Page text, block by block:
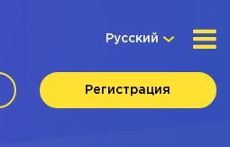
Русский
Регистрация